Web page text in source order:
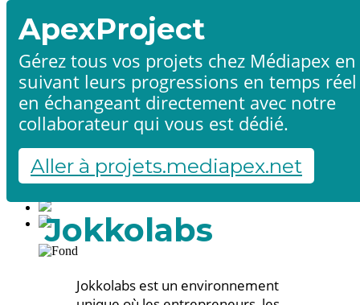
Accueil
Produits & services
Références
Contact
Démarrer un projet
Fr
English
Jokkolabs
Jokkolabs est un environnement
ApexProject
Gérez tous vos projets chez Médiapex en
suivant leurs progressions en temps
en échangeant directement avec notre
collaborateur qui vous est dédié.
Aller à projets.mediapex.net